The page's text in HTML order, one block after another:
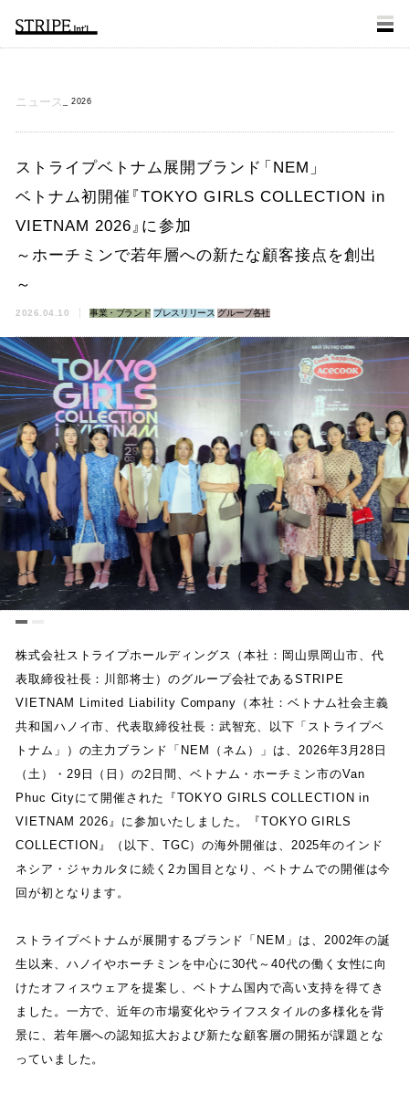
ニュース 2026
ストライプベトナム展開ブランド「 NEM 」
ベトナム初開催『TOKYO GIRLS COLLECTION in
VIETNAM 2026』に参加
～ホーチミンで若年層への新たな顧客接点を創出
～
2026.04.10 事業・ブランド プレスリリース グループ各社
株式会社ストライプホールディングス （本社 ： 岡山県岡山市、 代
表取締役社長 ： 川部将士 ） のグループ会社であるSTRIPE
VIETNAM Limited Liability Company （ 本社 ： ベトナム社会主義
共和国ハノイ市、代表取締役社長 ： 武智充、 以下 「 ストライプベ
トナム 」 ） の主力ブランド 「 NEM （ ネム ） 」 は 、2026年3 月28 日
（ 土 ） ・ 29 日 （ 日 ）の2 日間 、 ベトナム ・ホーチミン市のVan
Phuc Cityにて開催された 『TOKYO GIRLS COLLECTION in
VIETNAM 2026』 に参加いたしました 。 『TOKYO GIRLS
COLLECTION 』 （ 以下、 TGC）の海外開催は 、 2025年のインド
ネシア ・ ジャカルタに続く 2カ国目となり 、ベトナムでの開催は今
回が初となります 。
ストライプベトナムが展開するブランド 「 NEM 」 は 、 2002年の誕
生以来、 ハノイやホーチミンを中心に30代～40代の働く女性に向
けたオフィスウェアを提案し 、 ベトナム国内で高い支持を得てき
ました 。 一方で、近年の市場変化やライフスタイルの多様化を背
景に 、 若年層への認知拡大および新たな顧客層の開拓が課題とな
っていました。